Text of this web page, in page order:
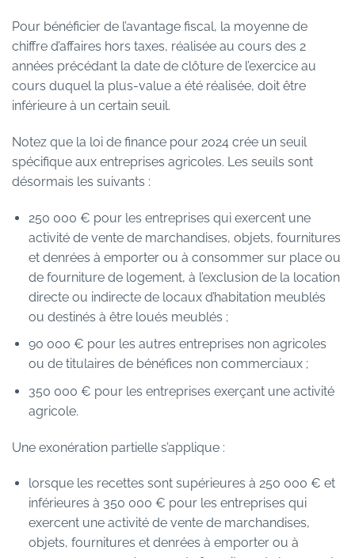
Pour bénéficier de l’avantage fiscal, la moyenne de
chiffre d’affaires hors taxes, réalisée au cours des 2
années précédant la date de clôture de l’exercice au
cours duquel la plus-value a été réalisée, doit être
inférieure à un certain seuil.
Notez que la loi de finance pour 2024 crée un seuil
spécifique aux entreprises agricoles. Les seuils sont
désormais les suivants :
250 000 € pour les entreprises qui exercent une
activité de vente de marchandises, objets, fournitures
et denrées à emporter ou à consommer sur place ou
de fourniture de logement, à l’exclusion de la location
directe ou indirecte de locaux d’habitation meublés
ou destinés à être loués meublés ;
90 000 € pour les autres entreprises non agricoles
ou de titulaires de bénéfices non commerciaux ;
350 000 € pour les entreprises exerçant une activité
agricole.
Une exonération partielle s’applique :
lorsque les recettes sont supérieures à 250 000 € et
inférieures à 350 000 € pour les entreprises qui
exercent une activité de vente de marchandises,
objets, fournitures et denrées à emporter ou à